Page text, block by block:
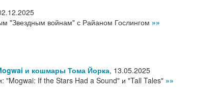
"Звездным войнам" с Райаном Гослингом »»
и кошмары Тома Йорка, 13.05.2025
"Mogwai: If the Stars Had a Sound" и "Tall Tales" »»